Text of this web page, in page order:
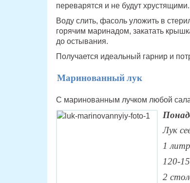
переварятся и не будут хрустящими.
Воду слить, фасоль уложить в
горячим маринадом, закатать
до остывания.
Получается идеальный гарнир и
Маринованный лук
С маринованным лучком любой
Лук
1
120-
2